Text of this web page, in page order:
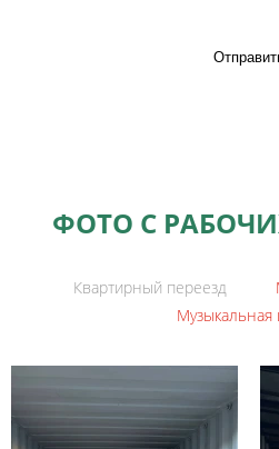
ФОТО С
Квартирный переезд
Музыкальная